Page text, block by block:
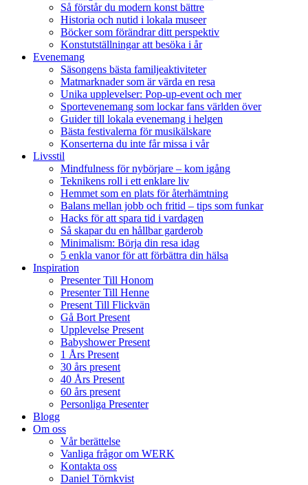
Så förstår du modern konst bättre
Historia och nutid i lokala museer
Böcker som förändrar ditt perspektiv
Konstutställningar att besöka i år
Evenemang
Säsongens bästa familjeaktiviteter
Matmarknader som är värda en resa
Unika upplevelser: Pop-up-event och mer
Sportevenemang som lockar fans världen över
Guider till lokala evenemang i helgen
Bästa festivalerna för musikälskare
Konserterna du inte får missa i vår
Livsstil
Mindfulness för nybörjare – kom igång
Teknikens roll i ett enklare liv
Hemmet som en plats för återhämtning
Balans mellan jobb och fritid – tips som funkar
Hacks för att spara tid i vardagen
Så skapar du en hållbar garderob
Minimalism: Börja din resa idag
5 enkla vanor för att förbättra din hälsa
Inspiration
Presenter Till Honom
Presenter Till Henne
Present Till Flickvän
Gå Bort Present
Upplevelse Present
Babyshower Present
1 Års Present
30 års present
40 Års Present
60 års present
Personliga Presenter
Blogg
Om oss
Vår berättelse
Vanliga frågor om WERK
Kontakta oss
Daniel Törnkvist